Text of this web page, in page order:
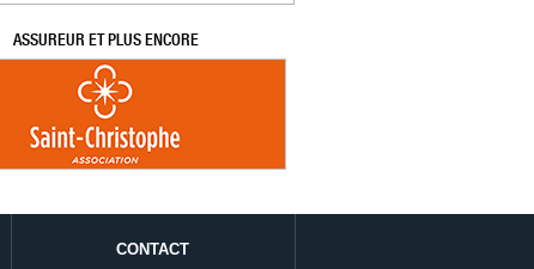
ASSUREUR ET PLUS ENCORE
CONTACT